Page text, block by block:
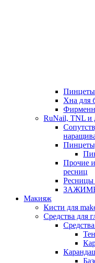
Пинцеты
Хна для
RuNail, TNL и
Прочие
ресниц
Ресницы
Макияж
Кисти для
Средства для